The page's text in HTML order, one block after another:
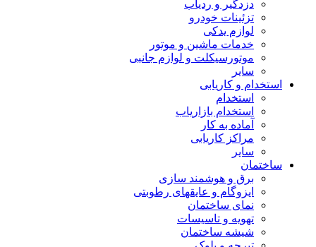
دزدگیر و ردیاب
تزئینات خودرو
لوازم یدکی
خدمات ماشین و موتور
موتورسیکلت و لوازم جانبی
سایر
استخدام و کاریابی
استخدام
استخدام بازاریاب
آماده به کار
مراکز کاریابی
سایر
ساختمان
برق و هوشمند سازی
ایزوگام و عایقهای رطوبتی
نمای ساختمان
تهویه و تاسیسات
شیشه ساختمان